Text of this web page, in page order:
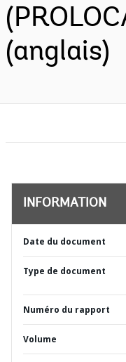
(anglais)
INFORMATION
Date du document
Type de document
Numéro du rapport
Volume